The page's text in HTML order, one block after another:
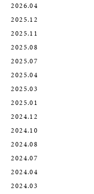
2026.04
2025.12
2025.11
2025.08
2025.07
2025.04
2025.03
2025.01
2024.12
2024.10
2024.08
2024.07
2024.04
2024.03